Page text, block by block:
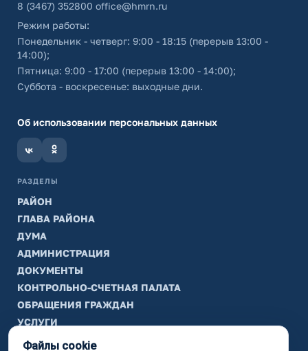
8 (3467) 352800 office@hmrn.ru
Режим работы:
Понедельник - четверг: 9:00 - 18:15 (перерыв 13:00 -
14:00);
Пятница: 9:00 - 17:00 (перерыв 13:00 - 14:00);
Суббота - воскресенье: выходные дни.
Об использовании персональных данных
РАЗДЕЛЫ
РАЙОН
ГЛАВА РАЙОНА
ДУМА
АДМИНИСТРАЦИЯ
ДОКУМЕНТЫ
КОНТРОЛЬНО-СЧЕТНАЯ ПАЛАТА
ОБРАЩЕНИЯ ГРАЖДАН
УСЛУГИ
ТИК
Файлы cookie